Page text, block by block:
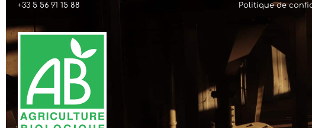
+33 5 56 91 15 88
Politique de